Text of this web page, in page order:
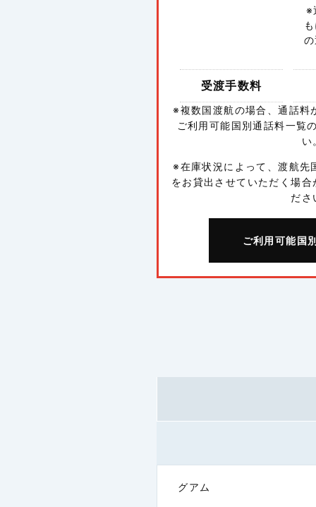
※
受渡手数料
※複数国渡航の場合、通話料
ご利用可能国別通話料一覧
い
※在庫状況によって、渡航先
をお貸出させていただく場合
ださ
ご利用可能国
グアム